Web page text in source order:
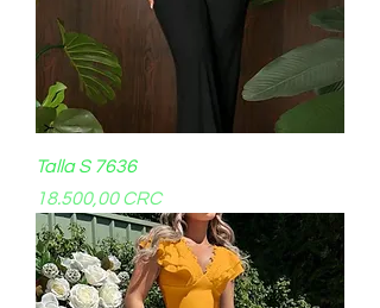
Talla S 7636
Precio
18.500,00 CRC